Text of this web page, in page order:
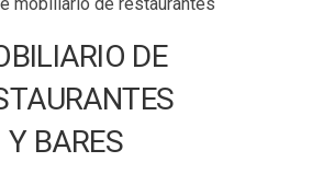
DE
Y BARES